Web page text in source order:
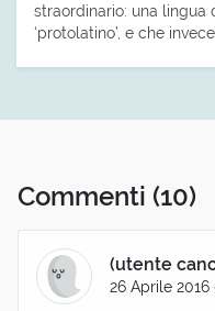
straordinario: una lingua
‘protolatino’, e che
Commenti (10)
(utente
26 Aprile 2016